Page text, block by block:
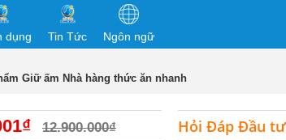
dụng Tin Tức Ngôn ngữ
Giữ ấm Nhà hàng thức ăn nhanh
12.900.000₫ Hỏi Đáp Đầu